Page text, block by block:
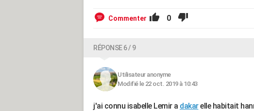
Commenter 0
RÉPONSE 6 / 9
Utilisateur anonyme
Modifié le 22 oct. 2019 à 10:43
j'ai connu isabelle Lemir a dakarelle habitait